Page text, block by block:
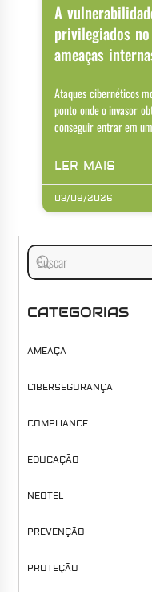
A
privilegiados
ameaças
Ataques cibernéticos
ponto onde o invasor
conseguir entrar em
LER MAIS
03/08/2026
CATEGORIAS
AMEAÇA
CIBERSEGURANÇA
COMPLIANCE
EDUCAÇÃO
NEOTEL
PREVENÇÃO
PROTEÇÃO